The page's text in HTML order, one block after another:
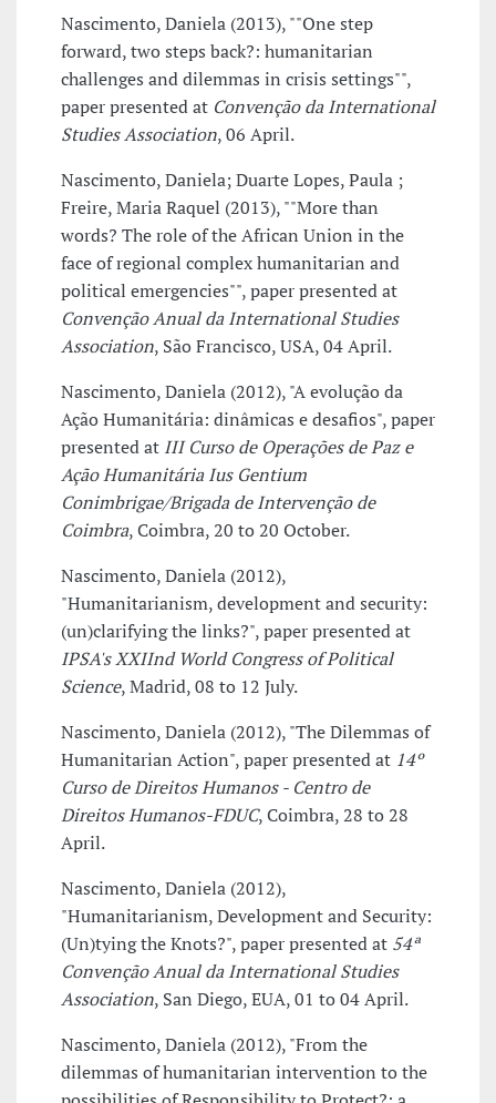
Nascimento, Daniela (2013), ""One step
forward, two steps back?: humanitarian
challenges and dilemmas in crisis settings"",
paper presented at Convenção da International
Studies Association, 06 April.
Nascimento, Daniela; Duarte Lopes, Paula ;
Freire, Maria Raquel (2013), ""More than
words? The role of the African Union in the
face of regional complex humanitarian and
political emergencies"", paper presented at
Convenção Anual da International Studies
Association, São Francisco, USA, 04 April.
Nascimento, Daniela (2012), "A evolução da
Ação Humanitária: dinâmicas e desafios", paper
presented at III Curso de Operações de Paz e
Ação Humanitária Ius Gentium
Conimbrigae/Brigada de Intervenção de
Coimbra, Coimbra, 20 to 20 October.
Nascimento, Daniela (2012),
"Humanitarianism, development and security:
(un)clarifying the links?", paper presented at
IPSA's XXIInd World Congress of Political
Science, Madrid, 08 to 12 July.
Nascimento, Daniela (2012), "The Dilemmas of
Humanitarian Action", paper presented at 14º
Curso de Direitos Humanos - Centro de
Direitos Humanos-FDUC, Coimbra, 28 to 28
April.
Nascimento, Daniela (2012),
"Humanitarianism, Development and Security:
(Un)tying the Knots?", paper presented at 54ª
Convenção Anual da International Studies
Association, San Diego, EUA, 01 to 04 April.
Nascimento, Daniela (2012), "From the
dilemmas of humanitarian intervention to the